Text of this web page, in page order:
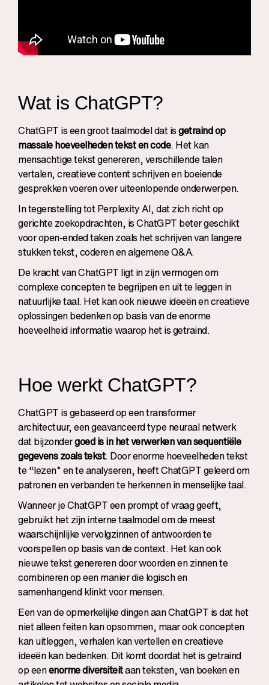
Wat is ChatGPT?
ChatGPT is een groot taalmodeldat isgetraind op
massale hoeveelheden tekst en code. Het kan
mensachtige tekst genereren, verschillende talen
vertalen, creatieve content schrijven en boeiende
gesprekken voeren over uiteenlopende onderwerpen.
In tegenstelling tot Perplexity AI, dat zich richt op
gerichte zoekopdrachten, is ChatGPT beter geschikt
voor open-ended taken zoals het schrijven van langere
stukken tekst, coderen en algemene Q&A.
De kracht van ChatGPT ligt in zijn vermogen om
complexe concepten te begrijpen en uit te leggen in
natuurlijke taal. Het kan ook nieuwe ideeën en creatieve
oplossingen bedenken op basis van de enorme
hoeveelheid informatie waarop het is getraind.
Hoe werkt ChatGPT?
ChatGPT is gebaseerd op een transformer
architectuur, een geavanceerd type neuraal netwerk
dat bijzondergoed is in het verwerken van sequentiële
gegevens zoals tekst. Door enorme hoeveelheden tekst
te “lezen” en te analyseren, heeft ChatGPT geleerd om
patronen en verbanden te herkennen in menselijke taal.
Wanneer je ChatGPT een prompt of vraag geeft,
gebruikt het zijn interne taalmodel om de meest
waarschijnlijke vervolgzinnen of antwoorden te
voorspellen op basis van de context. Het kan ook
nieuwe tekst genereren door woorden en zinnen te
combineren op een manier die logisch en
samenhangend klinkt voor mensen.
Een van de opmerkelijke dingen aan ChatGPT is dat het
niet alleen feiten kan opsommen, maar ook concepten
kan uitleggen, verhalen kan vertellen en creatieve
ideeën kan bedenken. Dit komt doordat het is getraind
op eenenorme diversiteitaan teksten, van boeken en